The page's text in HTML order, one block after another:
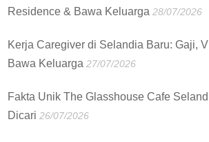
Residence & Bawa Keluarga 28/07/2026
Kerja Caregiver di Selandia Baru: Gaji,
Bawa Keluarga 27/07/2026
Fakta Unik The Glasshouse Cafe
Dicari 26/07/2026